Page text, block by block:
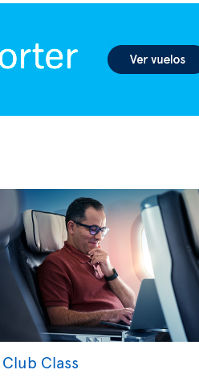
Club Class